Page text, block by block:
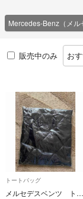
Mercedes-Benz（メル
販売中のみ お
トートバッグ
メルセデスベンツ トートバッグ